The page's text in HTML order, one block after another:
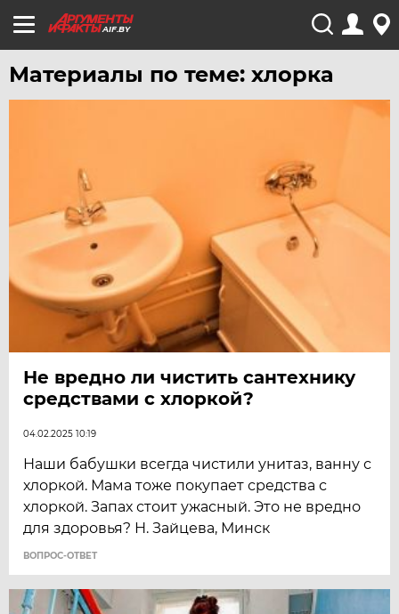
AIF.BY
Материалы по теме: хлорка
Не вредно ли чистить сантехнику
средствами с хлоркой?
04.02.2025 10:19
Наши бабушки всегда чистили унитаз, ванну с
хлоркой. Мама тоже покупает средства с
хлоркой. Запах стоит ужасный. Это не вредно
для здоровья? Н. Зайцева, Минск
ВОПРОС-ОТВЕТ